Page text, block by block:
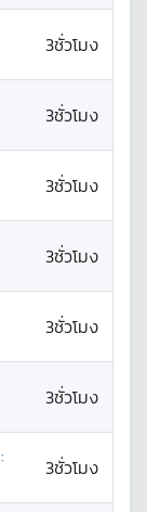
3ชั่วโมง
3ชั่วโมง
3ชั่วโมง
3ชั่วโมง
3ชั่วโมง
3ชั่วโมง
:
3ชั่วโมง